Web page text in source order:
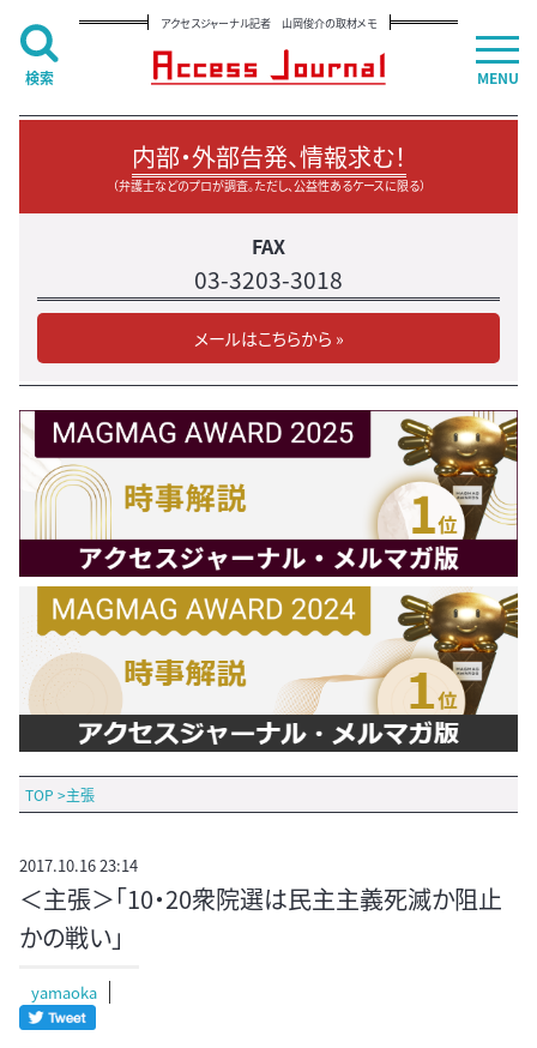
アクセスジャーナル記者 山岡俊介の取材メモ
内部・外部告発、情報求む！
（弁護士などのプロが調査。ただし、公益性あるケースに限る）
FAX
03-3203-3018
メールはこちらから »
TOP >主張
2017.10.16 23:14
＜主張＞「10・20衆院選は民主主義死滅か阻止
かの戦い」
yamaoka
MENU
検索